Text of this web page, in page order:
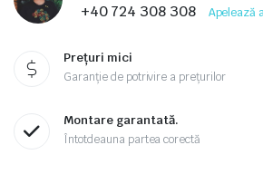
+40 724 308 308 Apelează
Prețuri mici
Garanție de potrivire a prețurilor
Montare garantată.
Întotdeauna partea corectă